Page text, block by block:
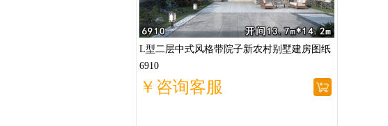
L型二层中式风格带院子新农村别墅建房图纸
6910
￥咨询客服